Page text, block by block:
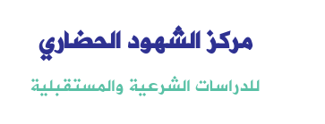
مركز الشهود الحضاري
للدراسات الشرعية والمستقبلية